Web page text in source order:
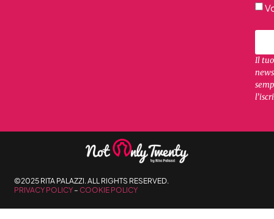
Il
©2025 RITA PALAZZI. ALL RIGHTS RESERVED.
PRIVACY POLICY –COOKIE POLICY